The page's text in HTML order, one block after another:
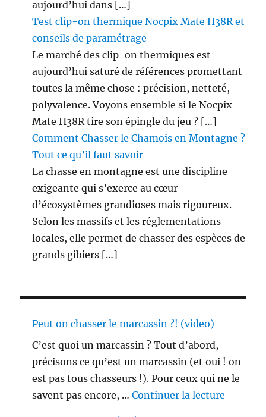
aujourd’hui dans […]
Test clip-on thermique Nocpix Mate H38R et
conseils de paramétrage
Le marché des clip-on thermiques est
aujourd’hui saturé de références promettant
toutes la même chose : précision, netteté,
polyvalence. Voyons ensemble si le Nocpix
Mate H38R tire son épingle du jeu ? […]
Comment Chasser le Chamois en Montagne ?
Tout ce qu’il faut savoir
La chasse en montagne est une discipline
exigeante qui s’exerce au cœur
d’écosystèmes grandioses mais rigoureux.
Selon les massifs et les réglementations
locales, elle permet de chasser des espèces de
grands gibiers […]
Peut on chasser le marcassin ?! (video)
C’est quoi un marcassin ? Tout d’abord,
précisons ce qu’est un marcassin (et oui ! on
est pas tous chasseurs !). Pour ceux qui ne le
savent pas encore, …Continuer la lecture